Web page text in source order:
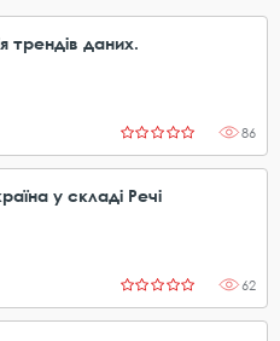
трендів даних.
86
у складі Речі
62